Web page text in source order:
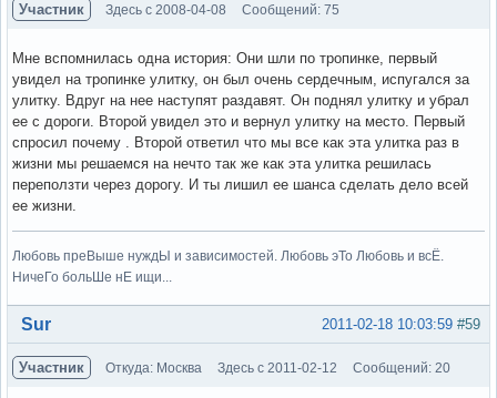
Участник Здесь с 2008-04-08 Сообщений: 75
Мне вспомнилась одна история: Они шли по тропинке, первый
увидел на тропинке улитку, он был очень сердечным, испугался за
улитку. Вдруг на нее наступят раздавят. Он поднял улитку и убрал
ее с дороги. Второй увидел это и вернул улитку на место. Первый
спросил почему . Второй ответил что мы все как эта улитка раз в
жизни мы решаемся на нечто так же как эта улитка решилась
переползти через дорогу. И ты лишил ее шанса сделать дело всей
ее жизни.
Любовь преВыше нуждЫ и зависимостей. Любовь эТо Любовь и всЁ.
НичеГо больШе нЕ ищи...
Вне форума #59
2011-02-18 10:03:59
Sur
Участник Откуда: Москва Здесь с 2011-02-12 Сообщений: 20